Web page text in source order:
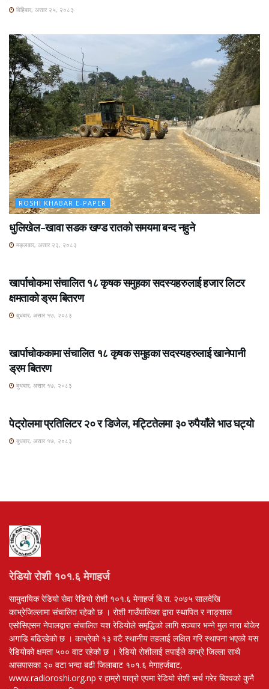
बिहिबार, असार २५, २०८३
ROSHI KHABAR E-PAPER
धुलिखेल–खावा सडक खण्ड रातको समयमा बन्द नहुने
मङ्लबार, असार २३, २०८३
खार्पाचोकमा संचालित १८ कृषक समुहका सदस्यहरुलाई हजार लिटर
क्षमताको ड्रम बितरण
बुधबार, असार १७, २०८३
खार्पाचोककामा संचालित १८ कृषक समुहका सदस्यहरुलाई खानेपानी
ड्रम बितरण
बुधबार, असार १७, २०८३
पेट्रोलमा प्रतिलिटर २० र डिजेल, मट्टितेलमा ३० रुपैयाँले भाउ घट्यो
बुधबार, असार १७, २०८३
रेडियो रोशी १०१.६ मेगाहर्ज
सामुदायिक रेडियो सेवा रेडियो रोशी १०१.६ मेगाहर्ज बि.स. २०७५ सालदेखि
काभ्रेजिल्लामा संचालित रहेको छ । रोशी गाउँपालिका द्वारा स्थापित र नाङ्शाल
एसोसिएसन नेपालद्वारा संचालित यश रेडियोले समृद्धिको लागि सञ्चार भन्ने मुल नारा बोकेर
अगाडि बढिरहेको छ । काभ्रेको १३ वटै स्थानीय तहलाई लक्षित गरि स्थापना भएको यस
रेडियोको क्षमता ५०० वाट रहेको छ । रेडियो रोशीलाई तपाईंले काभ्रे जिल्ला साथै
आसपासका २० वटा भन्दा बढी जिलाबाट १०१.६ मेगाहर्जबाट,
www.radioroshi.org.np र हाम्रो पात्रो एपमा रेडियो रोशी सर्च गरेर बिश्वको कुनै